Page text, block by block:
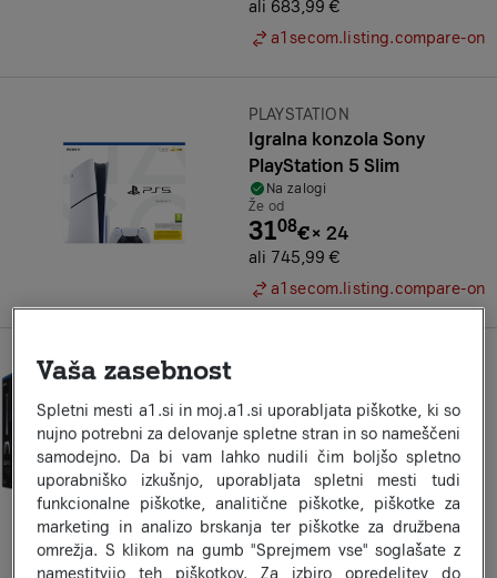
ali 683,99 €
a1secom.listing.compare-on
Znamka:
PLAYSTATION
Igralna konzola Sony
PlayStation 5 Slim
Na zalogi
Že od
3108€× 24
ali 745,99 €
a1secom.listing.compare-on
PlayStation 5 Slim Digital +
volcanic rdeč kontroler
Na zalogi
Že od
3133 €×24
ali 751,99 €
a1secom.listing.compare-on
Vaša zasebnost
Spletni mesti a1.si in moj.a1.si uporabljata piškotke, ki so
nujno potrebni za delovanje spletne stran in so nameščeni
samodejno. Da bi vam lahko nudili čim boljšo spletno
uporabniško izkušnjo, uporabljata spletni mesti tudi
funkcionalne piškotke, analitične piškotke, piškotke za
marketing in analizo brskanja ter piškotke za družbena
omrežja. S klikom na gumb "Sprejmem vse" soglašate z
namestitvijo teh piškotkov. Za izbiro opredelitev do